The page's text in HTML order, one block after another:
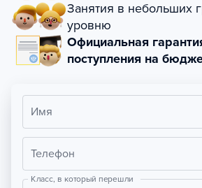
Занятия в небольших
уровню
Официальная
поступления на
Имя
Телефон
Класс, в который перешли